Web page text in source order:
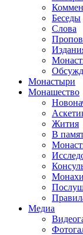
Беседы
Слова
Монастыри
Монашество
Жития
В
Медиа